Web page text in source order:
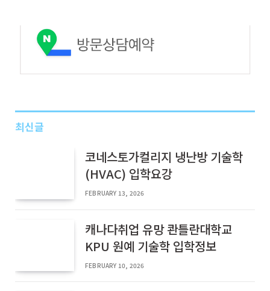
최신글
코네스토가컬리지 냉난방 기술학
(HVAC) 입학요강
FEBRUARY 13, 2026
캐나다취업 유망 콴틀란대학교
KPU 원예 기술학 입학정보
FEBRUARY 10, 2026